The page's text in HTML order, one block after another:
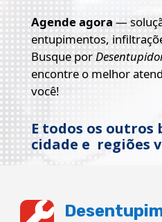
Agende agora —
entupimentos,
Busque por
encontre o melhor
você!
E todos os outros
cidade e regiões